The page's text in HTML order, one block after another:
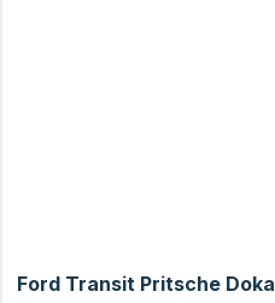
Ford Transit Pritsche Doka